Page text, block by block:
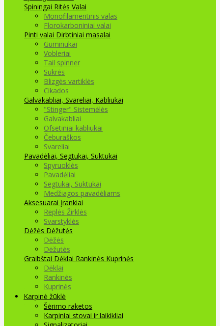
Spiningai Ritės Valai
Monofilamentinis valas
Florokarboniniai valai
Pinti valai Dirbtiniai masalai
Guminukai
Vobleriai
Tail spinner
Sukrės
Blizgės vartiklės
Cikados
Galvakabliai, Svareliai, Kabliukai
"Stinger" Sistemėlės
Galvakabliai
Ofsetiniai kabliukai
Čeburaškos
Svareliai
Pavadėliai, Segtukai, Suktukai
Spyruoklės
Pavadėliai
Segtukai, Suktukai
Medžiagos pavadėliams
Aksesuarai Įrankiai
Replės Žirklės
Svarstyklės
Dėžės Dėžutės
Dėžės
Dėžutės
Graibštai Dėklai Rankinės Kuprinės
Dėklai
Rankinės
Kuprinės
Karpinė žūklė
Šėrimo raketos
Karpiniai stovai ir laikikliai